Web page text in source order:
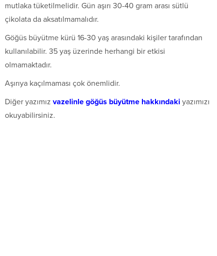
mutlaka tüketilmelidir. Gün aşırı 30-40 gram arası sütlü
çikolata da aksatılmamalıdır.
Göğüs büyütme kürü 16-30 yaş arasındaki kişiler tarafından
kullanılabilir. 35 yaş üzerinde herhangi bir etkisi
olmamaktadır.
Aşırıya kaçılmaması çok önemlidir.
Diğer yazımız vazelinle göğüs büyütme hakkındaki yazımızı
okuyabilirsiniz.